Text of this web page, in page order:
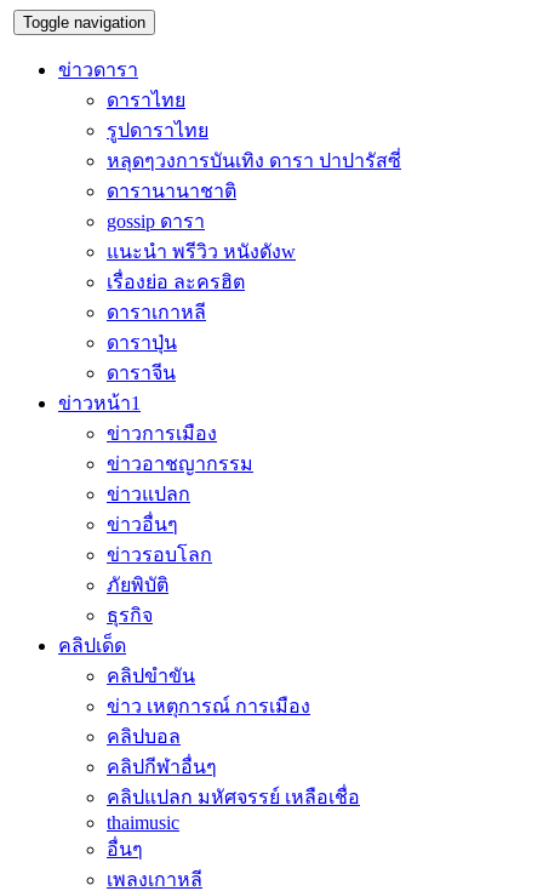
Toggle navigation
ข่าวดารา
ดาราไทย
รูปดาราไทย
หลุดๆวงการบันเทิง ดารา ปาปารัสซี่
ดารานานาชาติ
gossip ดารา
แนะนำ พรีวิว หนังดังw
เรื่องย่อ ละครฮิต
ดาราเกาหลี
ดาราปุ่น
ดาราจีน
ข่าวหน้า1
ข่าวการเมือง
ข่าวอาชญากรรม
ข่าวแปลก
ข่าวอื่นๆ
ข่าวรอบโลก
ภัยพิบัติ
ธุรกิจ
คลิปเด็ด
คลิปขำขัน
ข่าว เหตุการณ์ การเมือง
คลิปบอล
คลิปกีฬาอื่นๆ
คลิปแปลก มหัศจรรย์ เหลือเชื่อ
thaimusic
อื่นๆ
เพลงเกาหลี